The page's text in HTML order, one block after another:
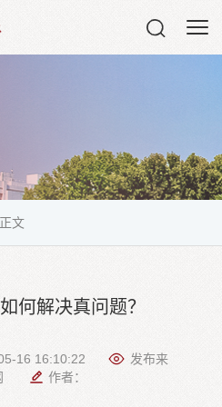
正文
何解决真问题？
16 16:10:22
发布来
作者：